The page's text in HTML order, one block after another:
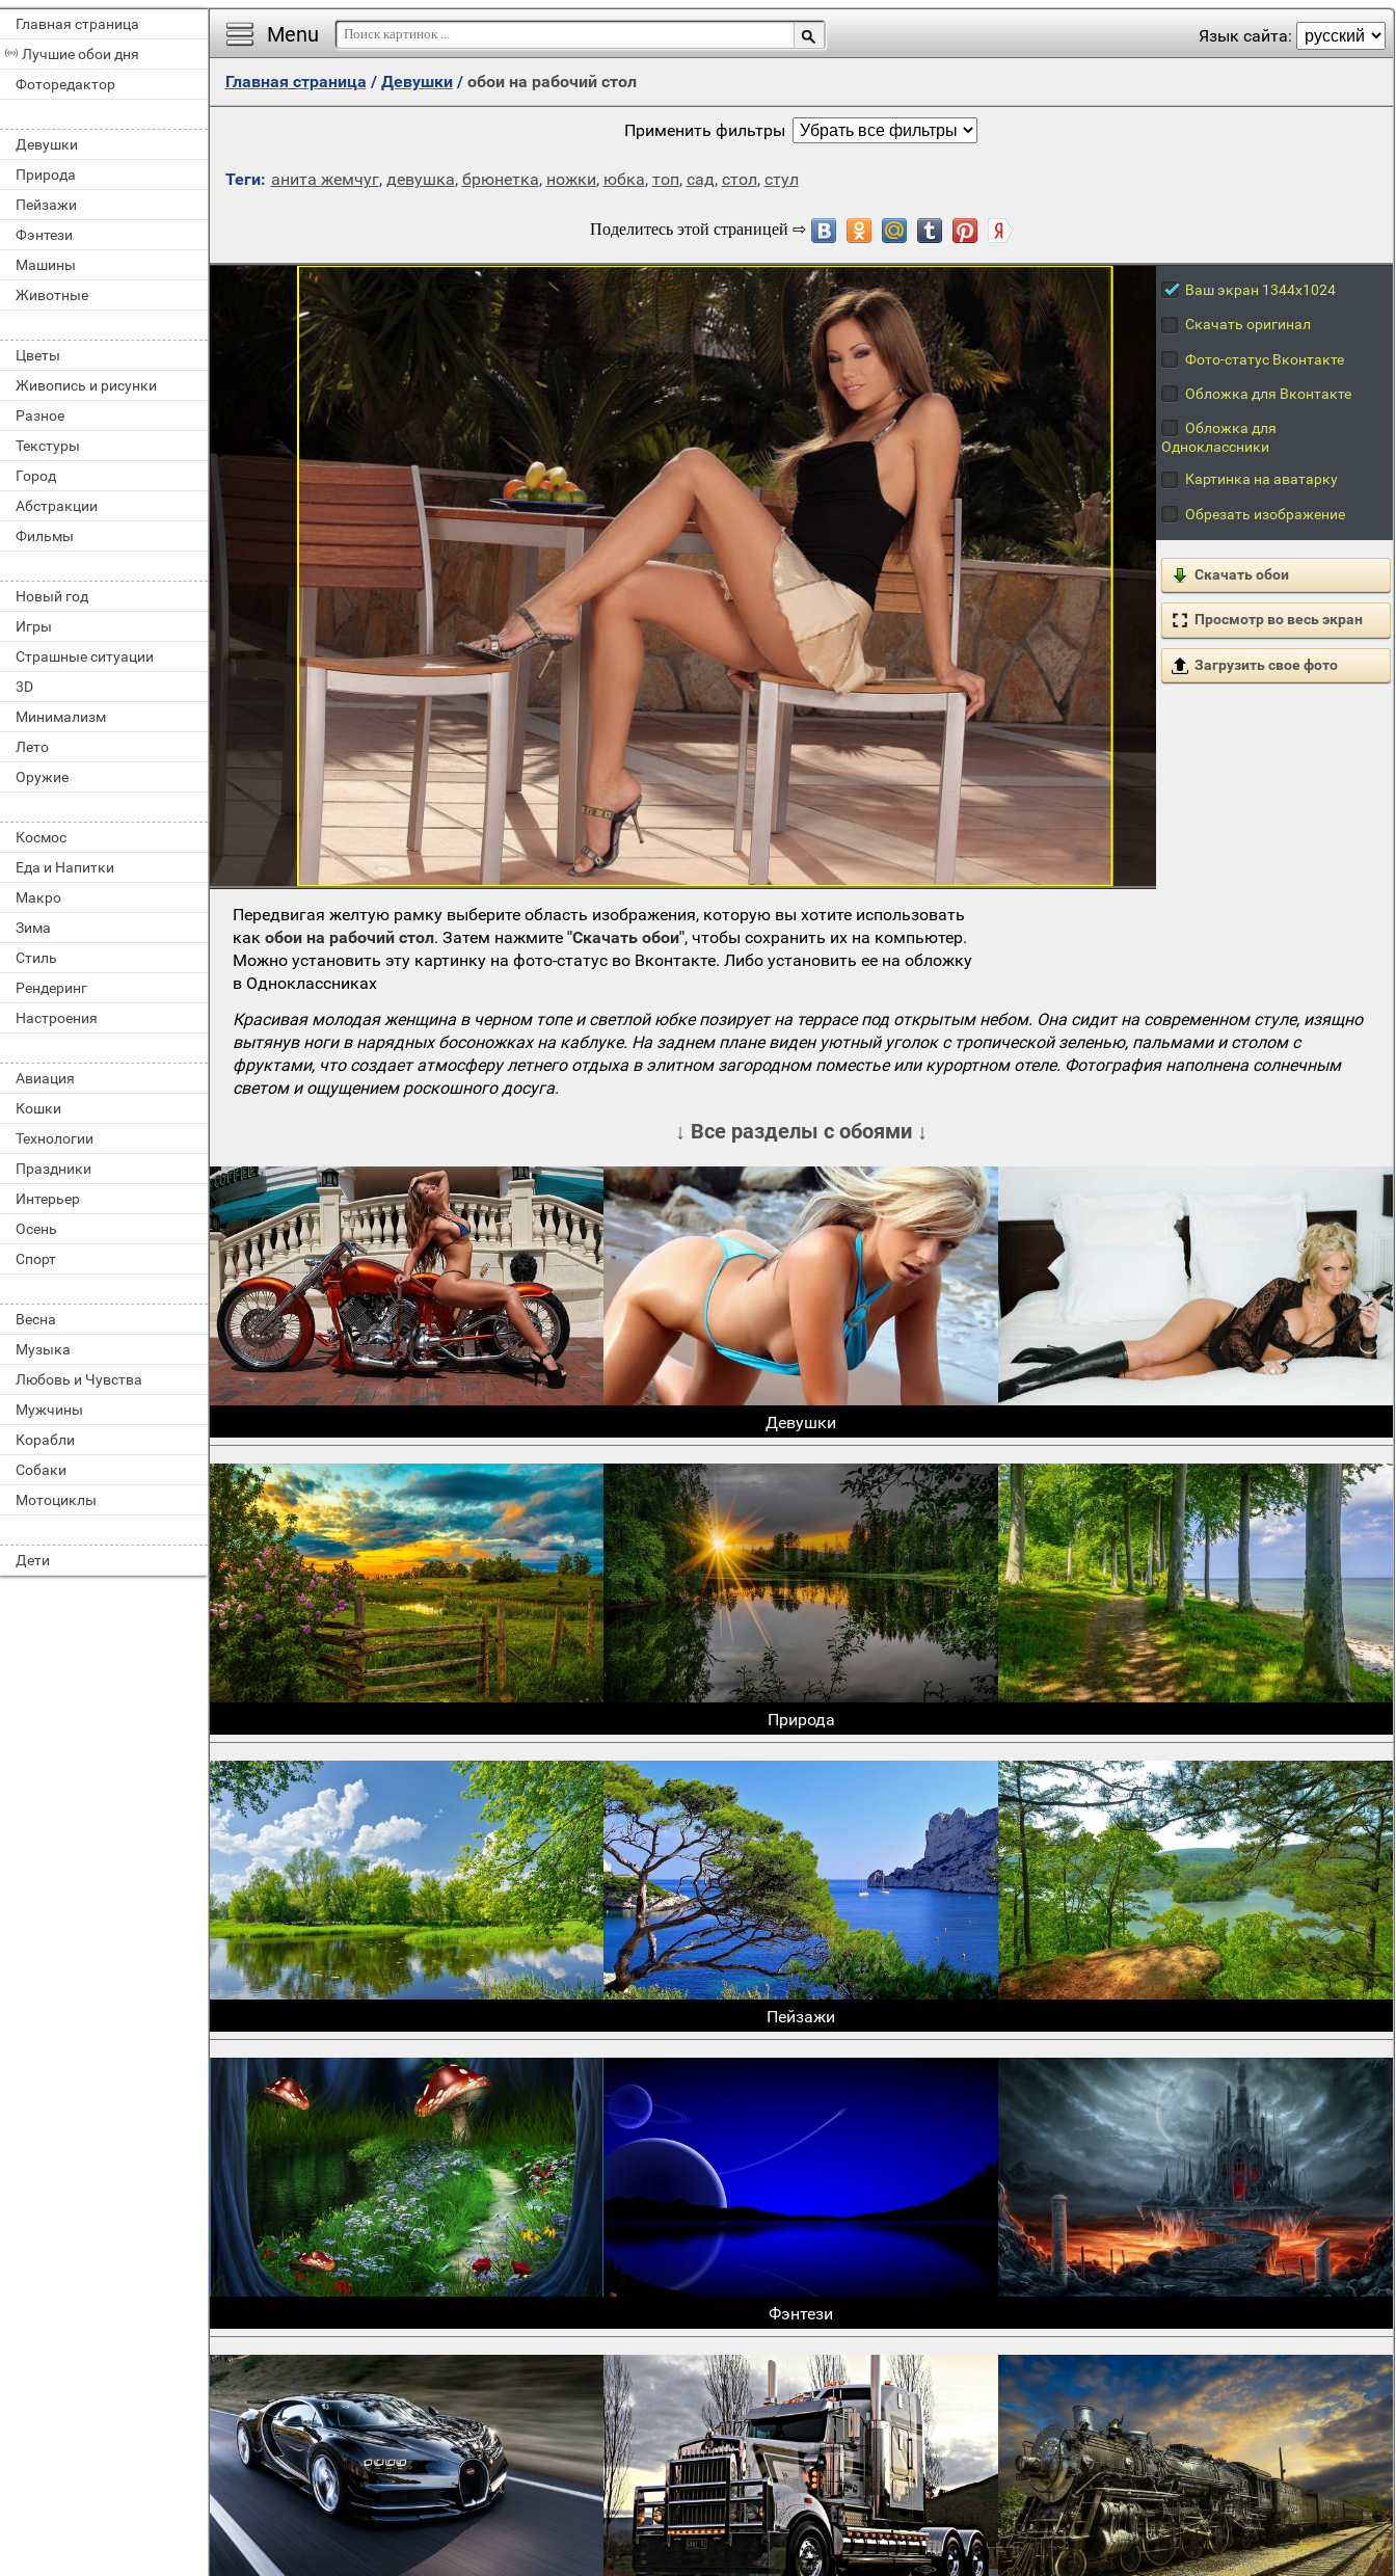
Главная страница
Лучшие обои дня
Фоторедактор
Девушки
Природа
Пейзажи
Фэнтези
Машины
Животные
Цветы
Живопись и рисунки
Разное
Текстуры
Город
Абстракции
Фильмы
Новый год
Игры
Страшные ситуации
3D
Минимализм
Лето
Оружие
Космос
Еда и Напитки
Макро
Зима
Стиль
Рендеринг
Настроения
Авиация
Кошки
Технологии
Праздники
Интерьер
Осень
Спорт
Весна
Музыка
Любовь и Чувства
Мужчины
Корабли
Собаки
Мотоциклы
Дети
Menu Язык сайта:
Главная страница / Девушки/ обои на рабочий стол
Применить фильтры
Теги: анита жемчуг, девушка, брюнетка, ножки, юбка, топ, сад, стол, стул
Ваш экран 1344x1024
Скачать оригинал
Фото-статус Вконтакте
Обложка для Вконтакте
Обложка для
Одноклассники
Картинка на аватарку
Обрезать изображение
Скачать обои
Просмотр во весь экран
Загрузить свое фото
Передвигая желтую рамку выберите область изображения, которую вы хотите использовать
какобои на рабочий стол. Затем нажмите"Скачать обои", чтобы сохранить их на компьютер.
Можно установить эту картинку на фото-статус во Вконтакте. Либо установить ее на обложку
в Одноклассниках
Красивая молодая женщина в черном топе и светлой юбке позирует на террасе под открытым небом. Она сидит на современном стуле, изящно
вытянув ноги в нарядных босоножках на каблуке. На заднем плане виден уютный уголок с тропической зеленью, пальмами и столом с
фруктами, что создает атмосферу летнего отдыха в элитном загородном поместье или курортном отеле. Фотография наполнена солнечным
светом и ощущением роскошного досуга.
↓ Все разделы с обоями ↓
Девушки
Природа
Пейзажи
Фэнтези